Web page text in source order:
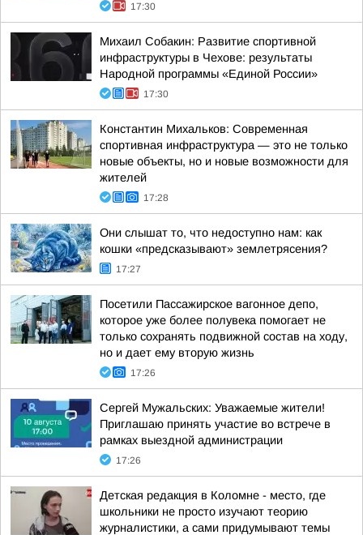
17:30
Михаил Собакин: Развитие спортивной
инфраструктуры в Чехове: результаты
Народной программы «Единой России»
17:30
Константин Михальков: Современная
спортивная инфраструктура — это не только
новые объекты, но и новые возможности для
жителей
17:28
Они слышат то, что недоступно нам: как
кошки «предсказывают» землетрясения?
17:27
Посетили Пассажирское вагонное депо,
которое уже более полувека помогает не
только сохранять подвижной состав на ходу,
но и дает ему вторую жизнь
17:26
Сергей Мужальских: Уважаемые жители!
Приглашаю принять участие во встрече в
рамках выездной администрации
17:26
Детская редакция в Коломне - место, где
школьники не просто изучают теорию
журналистики, а сами придумывают темы